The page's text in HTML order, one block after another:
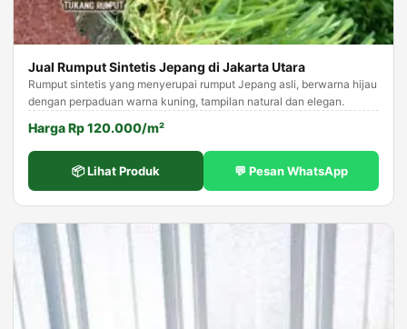
Jual Rumput Sintetis Jepang di Jakarta Utara
Rumput sintetis yang menyerupai rumput Jepang asli, berwarna hijau
dengan perpaduan warna kuning, tampilan natural dan elegan.
Harga Rp 120.000/m²
📦 Lihat Produk 💬 Pesan WhatsApp